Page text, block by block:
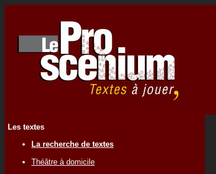
Les textes
La recherche de textes
Théâtre à domicile